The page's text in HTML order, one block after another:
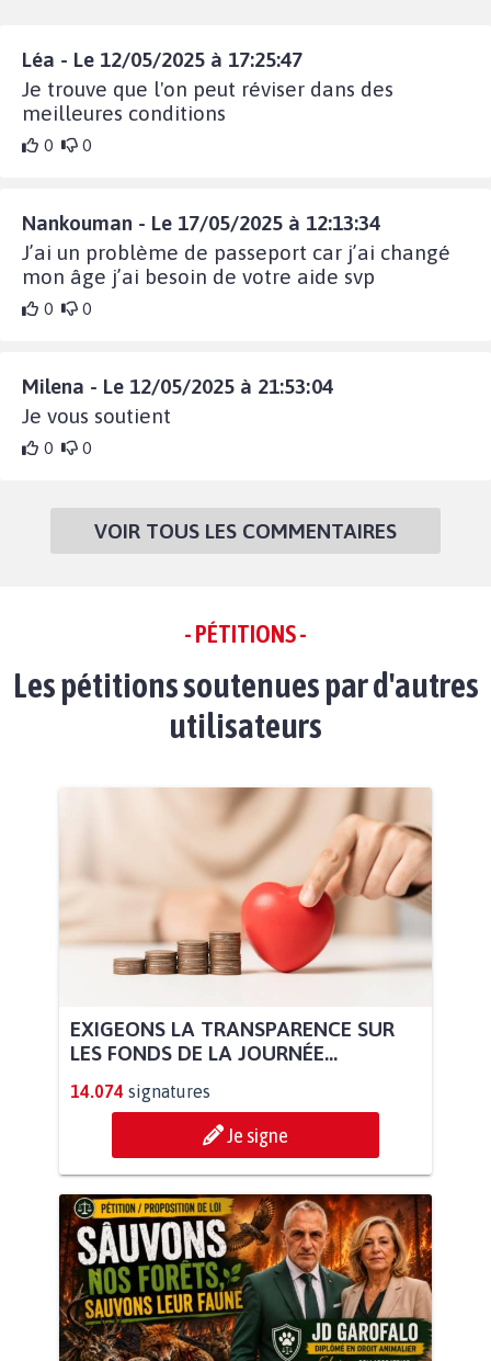
Léa - Le 12/05/2025 à 17:25:47
Je trouve que l'on peut réviser dans des
meilleures conditions
0 0
Nankouman - Le 17/05/2025 à 12:13:34
J’ai un problème de passeport car j’ai changé
mon âge j’ai besoin de votre aide svp
0 0
Milena - Le 12/05/2025 à 21:53:04
Je vous soutient
0 0
VOIR TOUS LES COMMENTAIRES
- PÉTITIONS -
Les pétitions soutenues par d'autres
utilisateurs
EXIGEONS LA TRANSPARENCE SUR
LES FONDS DE LA JOURNÉE...
14.074 signatures
Je signe